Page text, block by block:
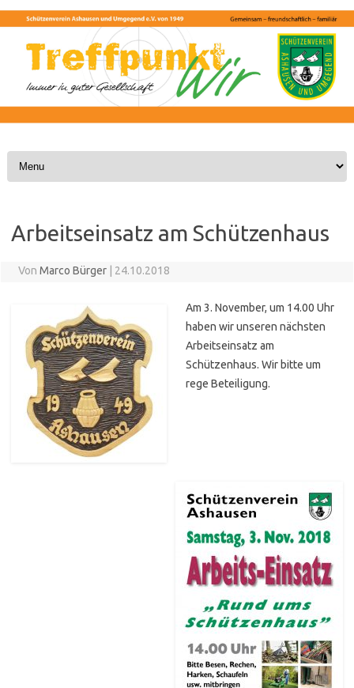
Skip to content
Arbeitseinsatz am Schützenhaus
Von Marco Bürger 24.10.2018
Am 3. November, um 14.00 Uhr
haben wir unseren nächsten
Arbeitseinsatz am
Schützenhaus. Wir bitte um
rege Beteiligung.